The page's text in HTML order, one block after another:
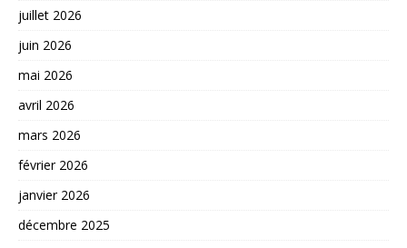
juillet 2026
juin 2026
mai 2026
avril 2026
mars 2026
février 2026
janvier 2026
décembre 2025